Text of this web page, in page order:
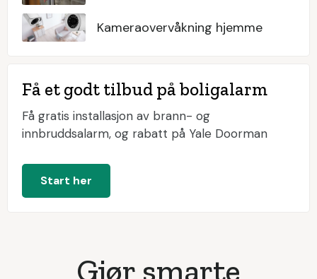
Kameraovervåkning hjemme
Få et godt tilbud på boligalarm
Få gratis installasjon av brann- og
innbruddsalarm, og rabatt på Yale Doorman
Start her
Gjør smarte